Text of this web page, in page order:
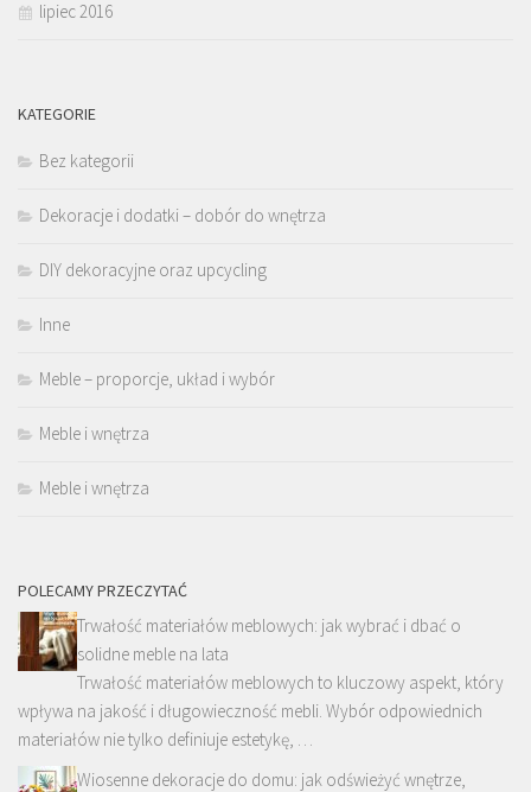
lipiec 2016
KATEGORIE
Bez kategorii
Dekoracje i dodatki – dobór do wnętrza
DIY dekoracyjne oraz upcycling
Inne
Meble – proporcje, układ i wybór
Meble i wnętrza
Meble i wnętrza
POLECAMY PRZECZYTAĆ
Trwałość materiałów meblowych: jak wybrać i dbać o
solidne meble na lata
Trwałość materiałów meblowych to kluczowy aspekt, który
wpływa na jakość i długowieczność mebli. Wybór odpowiednich
materiałów nie tylko definiuje estetykę, …
Wiosenne dekoracje do domu: jak odświeżyć wnętrze,